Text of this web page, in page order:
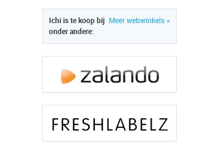
Meer webwinkels »
Ichi is te koop bij
onder andere: